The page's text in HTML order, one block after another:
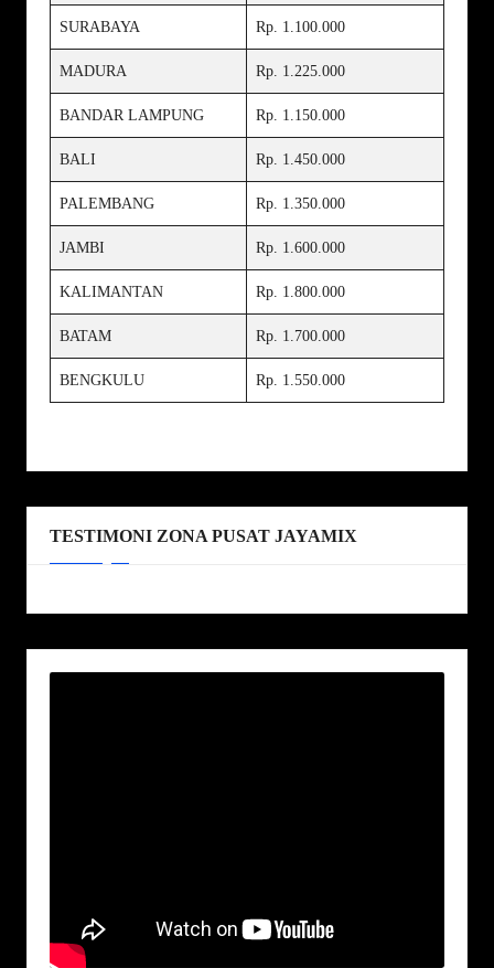
SURABAYA Rp. 1.100.000
MADURA Rp. 1.225.000
BANDAR LAMPUNG Rp. 1.150.000
BALI Rp. 1.450.000
PALEMBANG Rp. 1.350.000
JAMBI Rp. 1.600.000
KALIMANTAN Rp. 1.800.000
BATAM Rp. 1.700.000
BENGKULU Rp. 1.550.000
TESTIMONI ZONA PUSAT JAYAMIX